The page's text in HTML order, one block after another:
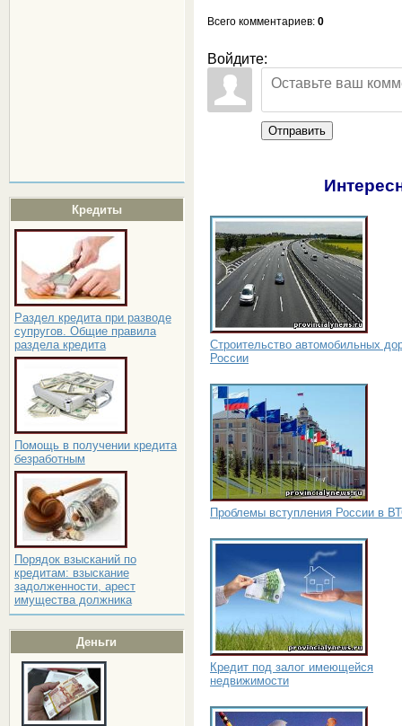
Кредиты
Раздел кредита при разводе
супругов. Общие правила
раздела кредита
Помощь в получении кредита
безработным
Порядок взысканий по
кредитам: взыскание
задолженности, арест
имущества должника
Деньги
Всего комментариев: 0
Войдите:
Отправить
Строительство автомобильных
России
Проблемы вступления России в
Кредит под залог имеющейся
недвижимости